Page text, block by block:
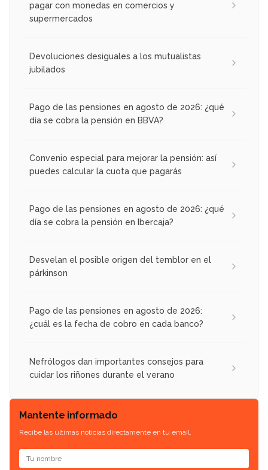
pagar con monedas en comercios y
supermercados
Devoluciones desiguales a los mutualistas
jubilados
Pago de las pensiones en agosto de 2026: ¿qué
día se cobra la pensión en BBVA?
Convenio especial para mejorar la pensión: así
puedes calcular la cuota que pagarás
Pago de las pensiones en agosto de 2026: ¿qué
día se cobra la pensión en Ibercaja?
Desvelan el posible origen del temblor en el
párkinson
Pago de las pensiones en agosto de 2026:
¿cuál es la fecha de cobro en cada banco?
Nefrólogos dan importantes consejos para
cuidar los riñones durante el verano
Mantente informado
Recibe las últimas noticias directamente en tu email.